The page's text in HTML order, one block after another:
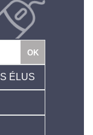
ÉLUS